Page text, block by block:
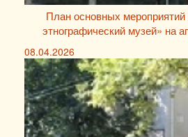
План основных
этнографический музей» на
08.04.2026